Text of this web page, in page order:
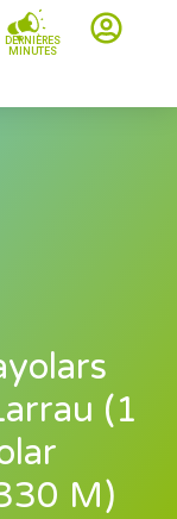
DERNIÈRES
MINUTES
(1
M)